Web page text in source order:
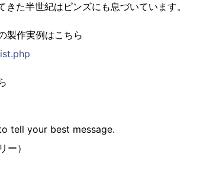
た半世紀はピンズにも息づいています。
製作実例はこちら
tell your best message.
ー）